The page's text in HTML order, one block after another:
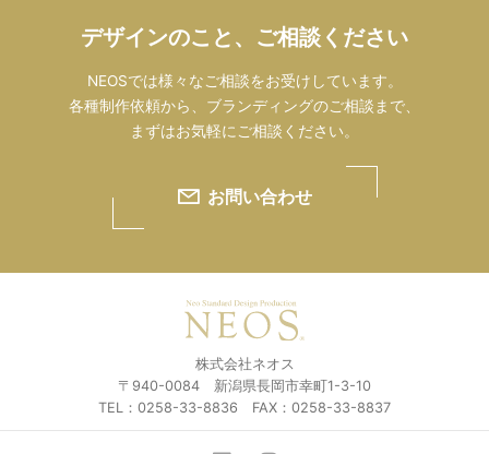
デザインのこと、ご相談ください
NEOSでは様々なご相談をお受けしています。
各種制作依頼から、ブランディングのご相談まで、
まずはお気軽にご相談ください。
お問い合わせ
株式会社ネオス
〒940-0084 新潟県長岡市幸町1-3-10
TEL：0258-33-8836 FAX：0258-33-8837